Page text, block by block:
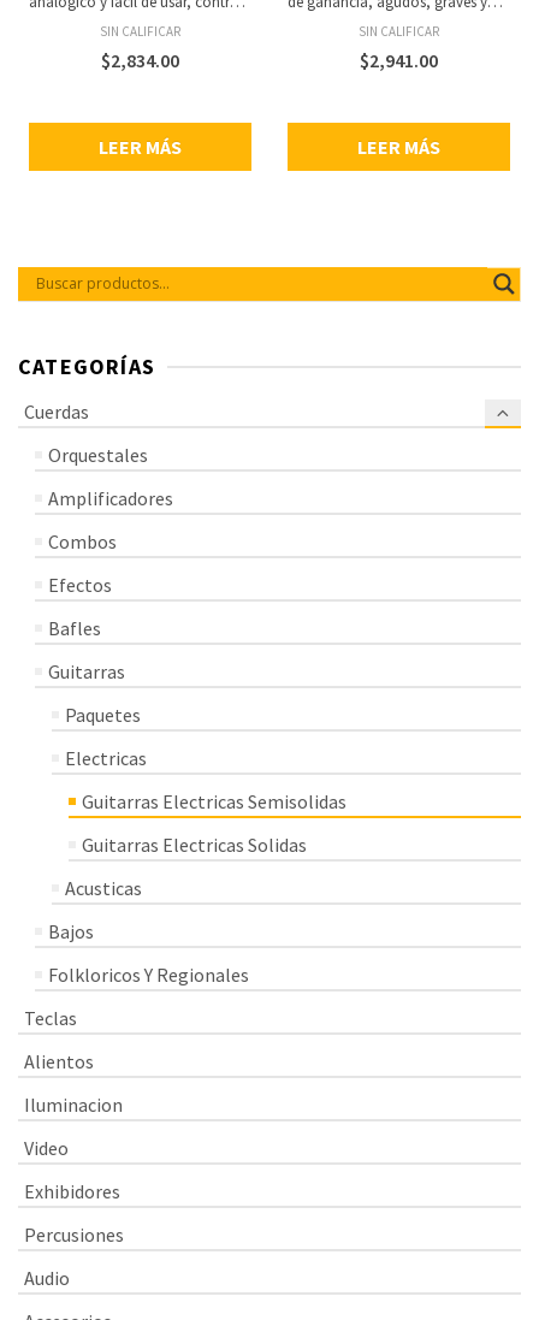
SIN CALIFICAR
$2,941.00
LEER MÁS
alta frecuencia, dimensiones: 520
x 505 x 345 mm, peso: 17 kg.
SIN CALIFICAR
$14,940.00
LEER MÁS
CATEGORÍAS
Cuerdas
Orquestales
Amplificadores
Combos
Efectos
Bafles
Guitarras
Paquetes
Electricas
Guitarras Electricas Semisolidas
Guitarras Electricas Solidas
Acusticas
Bajos
Folkloricos Y Regionales
Teclas
Alientos
Iluminacion
Video
Exhibidores
Percusiones
Audio